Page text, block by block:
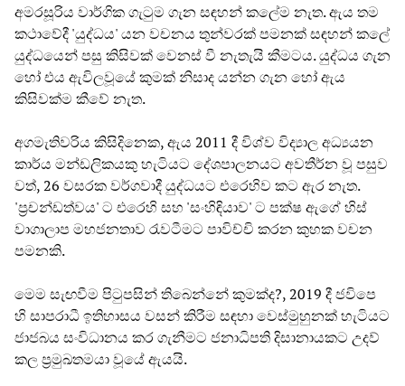
අමරසූරිය වාර්ගික ගැටුම ගැන සඳහන් කලේම නැත. ඇය තම
කථාවේදී 'යුද්ධය' යන වචනය තුන්වරක් පමනක් සඳහන් කලේ
යුද්ධයෙන් පසු කිසිවක් වෙනස් වී නැතැයි කීමටය. යුද්ධය ගැන
හෝ එය ඇවිලවූයේ කුමක් නිසාද යන්න ගැන හෝ ඇය
කිසිවක්ම කීවේ නැත.
අගමැතිවරිය කිසිදිනෙක, ඇය 2011 දී විශ්ව විද්‍යාල අධ්‍යයන
කාර්ය මන්ඩලිකයකු හැටියට දේශපාලනයට අවතීර්න වූ පසුව
වත්, 26 වසරක වර්ගවාදී යුද්ධයට එරෙහිව කට ඇර නැත.
'ප්‍රචන්ඩත්වය' ට එරෙහි සහ 'සංහිඳියාව' ට පක්ෂ ඇගේ හිස්
වාගාලාප මහජනතාව රැවටීමට පාවිච්චි කරන කුහක වචන
පමනකි.
මෙම සැඟවීම පිටුපසින් තිබෙන්නේ කුමක්ද?, 2019 දී ජවිපෙ
හි සාපරාධී ඉතිහාසය වසන් කිරීම සඳහා වෙස්මුහුනක් හැටියට
ජාජබය සංවිධානය කර ගැනීමට ජනාධිපති දිසානායකට උදව්
කල ප්‍රමුඛතමයා වූයේ ඇයයි.